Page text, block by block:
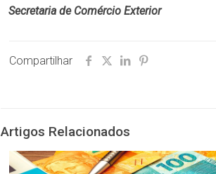
Secretaria de Comércio Exterior
Compartilhar
Artigos Relacionados